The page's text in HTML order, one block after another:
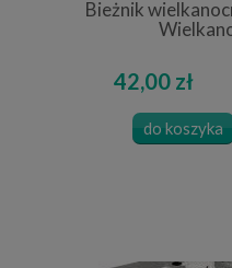
Bieżnik
42,00 zł
do koszyka